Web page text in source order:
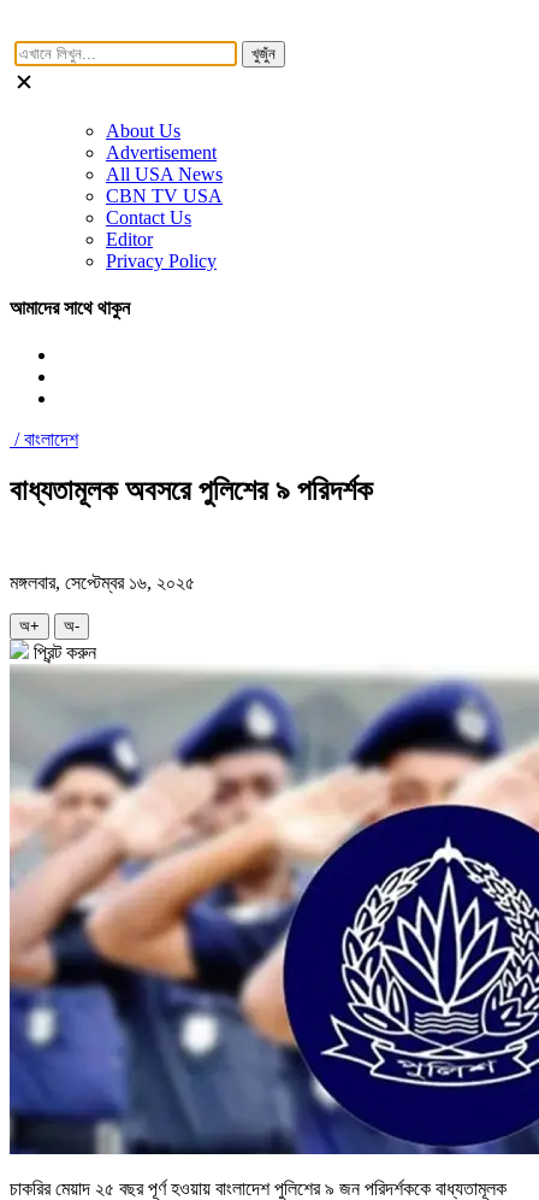
খুজুঁন
About Us
Advertisement
All USA News
CBN TV USA
Contact Us
Editor
Privacy Policy
আমাদের সাথে থাকুন
/বাংলাদেশ
বাধ্যতামূলক অবসরে পুলিশের ৯ পরিদর্শক
মঙ্গলবার, সেপ্টেম্বর ১৬, ২০২৫
অ+ অ-
প্রিন্ট করুন
চাকরির মেয়াদ ২৫ বছর পূর্ণ হওয়ায় বাংলাদেশ পুলিশের ৯ জন পরিদর্শককে বাধ্যতামূলক